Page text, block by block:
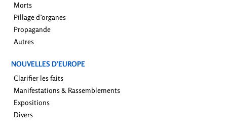
Morts
Pillage d’organes
Propagande
Autres
NOUVELLES D’EUROPE
Clarifier les faits
Manifestations & Rassemblements
Expositions
Divers